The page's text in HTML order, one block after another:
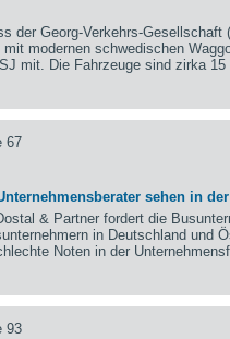
der Georg-Verkehrs-
modernen schwedischen
mit. Die Fahrzeuge sind zirka 15
67
sehen in
& Partner fordert die
in Deutschland und
Noten in der
93